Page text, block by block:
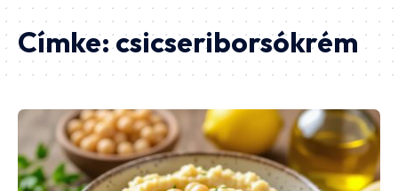
Címke:csicseriborsókrém